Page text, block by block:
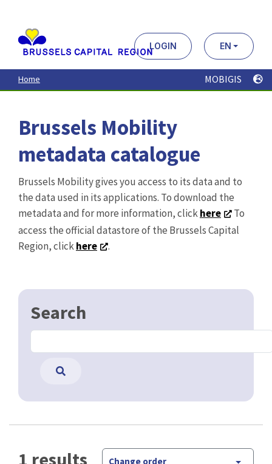
contenu
principal
LOGIN EN
Home MOBIGIS
Brussels Mobility
metadata catalogue
Brussels Mobility gives you access to its data and to
the data used in its applications. To download the
metadata and for more information, clickhere
To
access the official datastore of the Brussels Capital
Region, clickhere .
Search
1 results Change order